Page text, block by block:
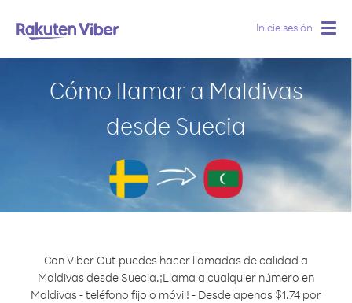
Inicie sesión
Cómo llamar a Maldivas
desde Suecia
Con Viber Out puedes hacer llamadas de calidad a
Maldivas desde Suecia.¡Llama a cualquier número en
Maldivas - teléfono fijo o móvil! - Desde apenas $1.74 por